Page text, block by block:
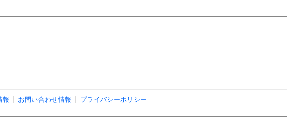
報 お問い合わせ情報 プライバシーポリシー